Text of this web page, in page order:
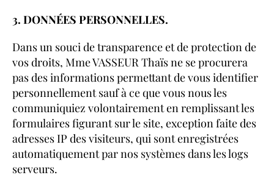
3. DONNÉES PERSONNELLES.
Dans un souci de transparence et de protection de
vos droits, Mme VASSEUR Thaïs ne se procurera
pas des informations permettant de vous identifier
personnellement sauf à ce que vous nous les
communiquiez volontairement en remplissant les
formulaires figurant sur le site, exception faite des
adresses IP des visiteurs, qui sont enregistrées
automatiquement par nos systèmes dans les logs
serveurs.